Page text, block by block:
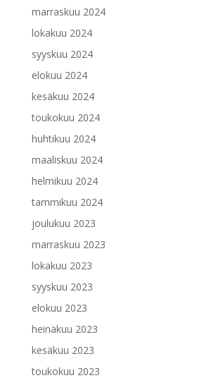
marraskuu 2024
lokakuu 2024
syyskuu 2024
elokuu 2024
kesäkuu 2024
toukokuu 2024
huhtikuu 2024
maaliskuu 2024
helmikuu 2024
tammikuu 2024
joulukuu 2023
marraskuu 2023
lokakuu 2023
syyskuu 2023
elokuu 2023
heinäkuu 2023
kesäkuu 2023
toukokuu 2023